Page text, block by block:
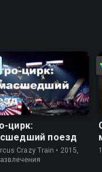
цирк:
поезд
Crazy Train • 2015,